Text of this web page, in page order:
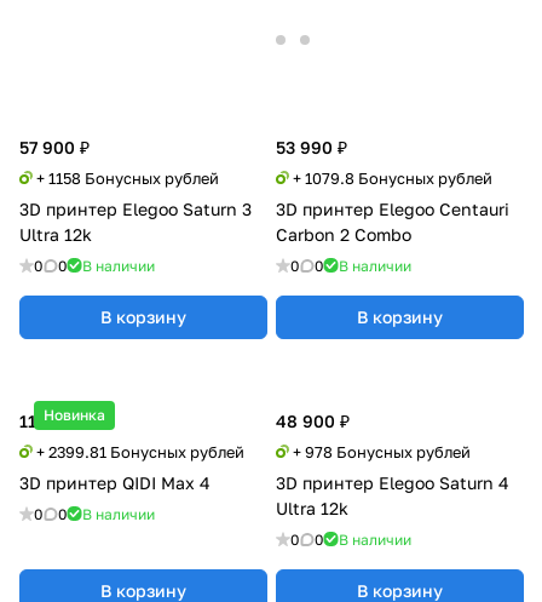
57 900 ₽
+ 1158 Бонусных рублей
3D принтер Elegoo Saturn 3
Ultra 12k
0 0 В наличии
В корзину
53 990 ₽
+ 1079.8 Бонусных рублей
3D принтер Elegoo Centauri
Carbon 2 Combo
0 0 В наличии
В корзину
Новинка
119 990 ₽
+ 2399.81 Бонусных рублей
3D принтер QIDI Max 4
0 0 В наличии
В корзину
48 900 ₽
+ 978 Бонусных рублей
3D принтер Elegoo Saturn 4
Ultra 12k
0 0 В наличии
В корзину